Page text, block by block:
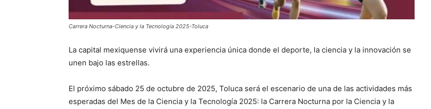
Carrera Nocturna-Ciencia y la Tecnología 2025-Toluca
La capital mexiquense vivirá una experiencia única donde el deporte, la ciencia y la innovación se
unen bajo las estrellas.
El próximo sábado 25 de octubre de 2025, Toluca será el escenario de una de las actividades más
esperadas del Mes de la Ciencia y la Tecnología 2025: la Carrera Nocturna por la Ciencia y la